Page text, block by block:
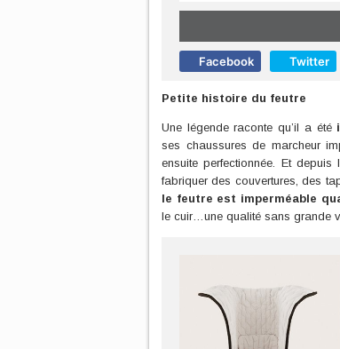
Facebook Twitter
Petite histoire du feutre
Une légende raconte qu’il a été
ses chaussures de marcheur
ensuite perfectionnée. Et
fabriquer des couvertures, des
le feutre est imperméable
le cuir…une qualité sans grande